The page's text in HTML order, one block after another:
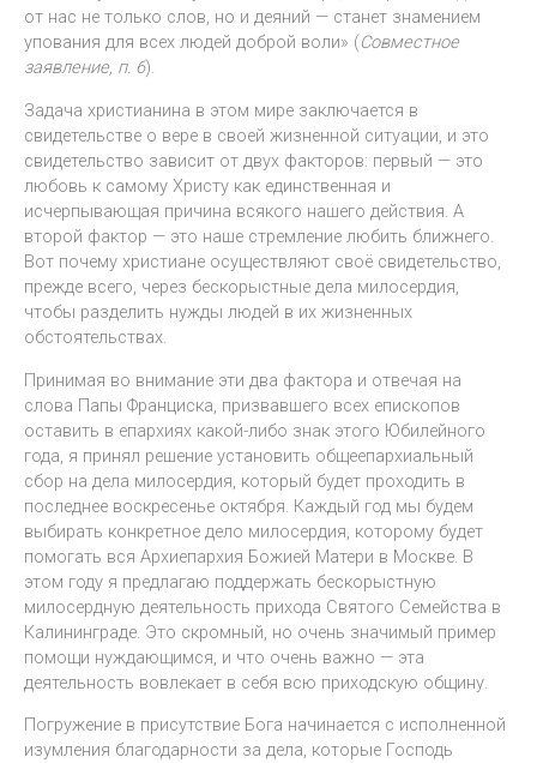
от нас не только слов, но и деяний — станет знамением
упования для всех людей доброй воли» (Совместное
заявление, п. 6).
Задача христианина в этом мире заключается в
свидетельстве о вере в своей жизненной ситуации, и это
свидетельство зависит от двух факторов: первый — это
любовь к самому Христу как единственная и
исчерпывающая причина всякого нашего действия. А
второй фактор — это наше стремление любить ближнего.
Вот почему христиане осуществляют своё свидетельство,
прежде всего, через бескорыстные дела милосердия,
чтобы разделить нужды людей в их жизненных
обстоятельствах.
Принимая во внимание эти два фактора и отвечая на
слова Папы Франциска, призвавшего всех епископов
оставить в епархиях какой-либо знак этого Юбилейного
года, я принял решение установить общеепархиальный
сбор на дела милосердия, который будет проходить в
последнее воскресенье октября. Каждый год мы будем
выбирать конкретное дело милосердия, которому будет
помогать вся Архиепархия Божией Матери в Москве. В
этом году я предлагаю поддержать бескорыстную
милосердную деятельность прихода Святого Семейства в
Калининграде. Это скромный, но очень значимый пример
помощи нуждающимся, и что очень важно — эта
деятельность вовлекает в себя всю приходскую общину.
Погружение в присутствие Бога начинается c исполненной
изумления благодарности за дела, которые Господь